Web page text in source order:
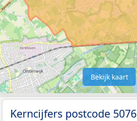
Bekijk kaart
Kerncijfers postcode 5076